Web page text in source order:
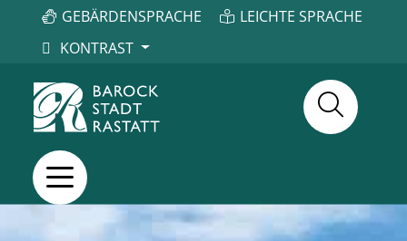
GEBÄRDENSPRACHE
LEICHTE SPRACHE
KONTRAST